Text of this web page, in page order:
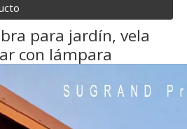
para jardín, vela
con lámpara